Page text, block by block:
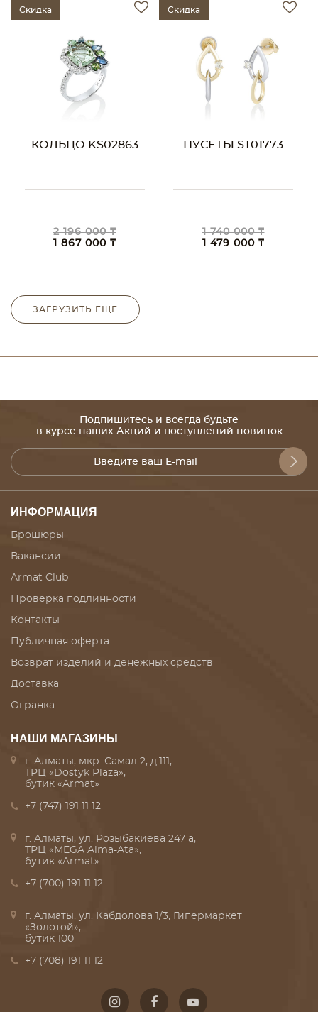
Скидка
КОЛЬЦО KS02863
2 196 000 ₸
1 867 000 ₸
Скидка
ПУСЕТЫ ST01773
1 740 000 ₸
1 479 000 ₸
ЗАГРУЗИТЬ ЕЩЕ
Подпишитесь и всегда будьте
в курсе наших Акций и поступлений новинок
ИНФОРМАЦИЯ
Брошюры
Вакансии
Armat Club
Проверка подлинности
Контакты
Публичная оферта
Возврат изделий и денежных средств
Доставка
Огранка
НАШИ МАГАЗИНЫ
г. Алматы, мкр. Самал 2, д.111,
ТРЦ «Dostyk Plaza»,
бутик «Armat»
+7 (747) 191 11 12
г. Алматы, ул. Розыбакиева 247 а,
ТРЦ «MEGA Alma-Ata»,
бутик «Armat»
+7 (700) 191 11 12
г. Алматы, ул. Кабдолова 1/3, Гипермаркет
«Золотой»,
бутик 100
+7 (708) 191 11 12